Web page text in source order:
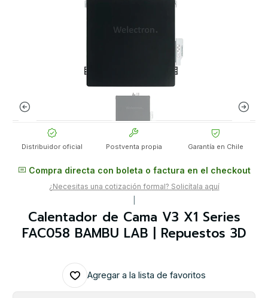
Distribuidor oficial Postventa propia Garantía en Chile
Compra directa con boleta o factura en el checkout
¿Necesitas una cotización formal? Solicítala aquí
Calentador de Cama V3 X1 Series
FAC058 BAMBU LAB | Repuestos 3D
Agregar a la lista de favoritos